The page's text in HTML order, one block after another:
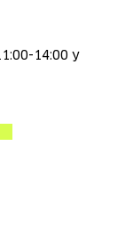
14:00 y